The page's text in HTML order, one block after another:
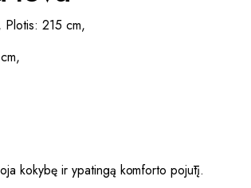
215 cm,
kokybę ir ypatingą komforto pojūtį.